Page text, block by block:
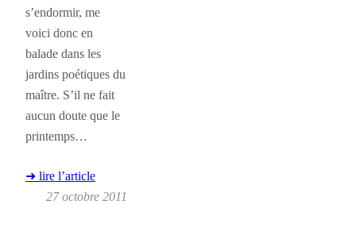
s’endormir, me
voici donc en
balade dans les
jardins poétiques du
maître. S’il ne fait
aucun doute que le
printemps…
➜ lire l’article
27 octobre 2011